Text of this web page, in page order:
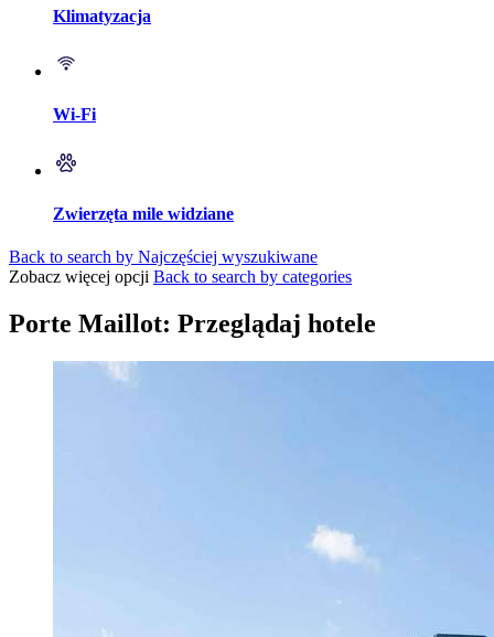
Klimatyzacja
Wi-Fi
Zwierzęta mile widziane
Back to search by Najczęściej wyszukiwane
Zobacz więcej opcji Back to search by categories
Porte Maillot: Przeglądaj hotele